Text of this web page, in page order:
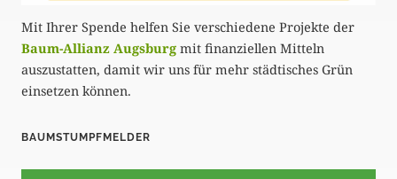
Mit Ihrer Spende helfen Sie verschiedene Projekte der
Baum-Allianz Augsburg mit finanziellen Mitteln
auszustatten, damit wir uns für mehr städtisches Grün
einsetzen können.
BAUMSTUMPFMELDER